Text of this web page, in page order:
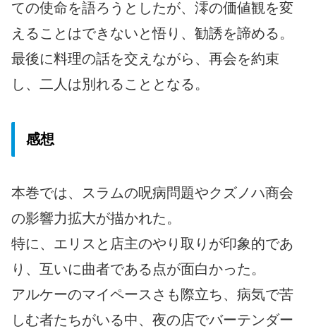
ての使命を語ろうとしたが、澪の価値観を変
えることはできないと悟り、勧誘を諦める。
最後に料理の話を交えながら、再会を約束
し、二人は別れることとなる。
感想
本巻では、スラムの呪病問題やクズノハ商会
の影響力拡大が描かれた。
特に、エリスと店主のやり取りが印象的であ
り、互いに曲者である点が面白かった。
アルケーのマイペースさも際立ち、病気で苦
しむ者たちがいる中、夜の店でバーテンダー